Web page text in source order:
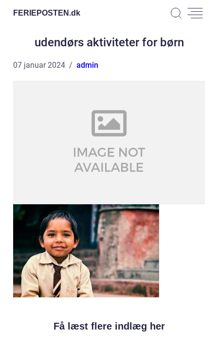
FERIEPOSTEN.dk
udendørs aktiviteter for børn
07 januar 2024 admin
Få læst flere indlæg her